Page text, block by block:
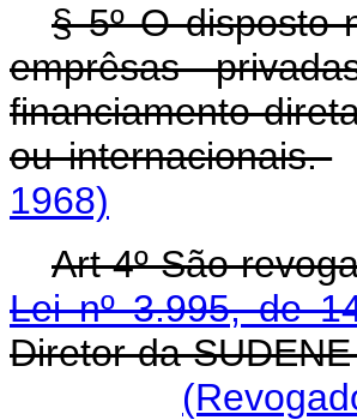
§ 5º O disposto
emprêsas
financiamento
ou internacionais.
1968)
Art 4º São
Lei nº 3.995, de
Diretor da